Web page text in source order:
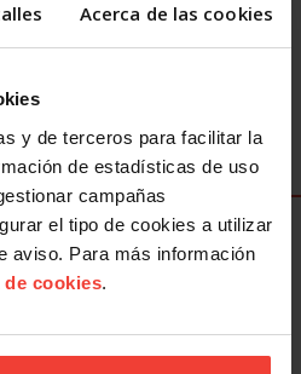
Acerca de las cookies
y de terceros para facilitar la
de estadísticas de uso
campañas
el tipo de cookies a utilizar
aviso. Para más información
cookies.